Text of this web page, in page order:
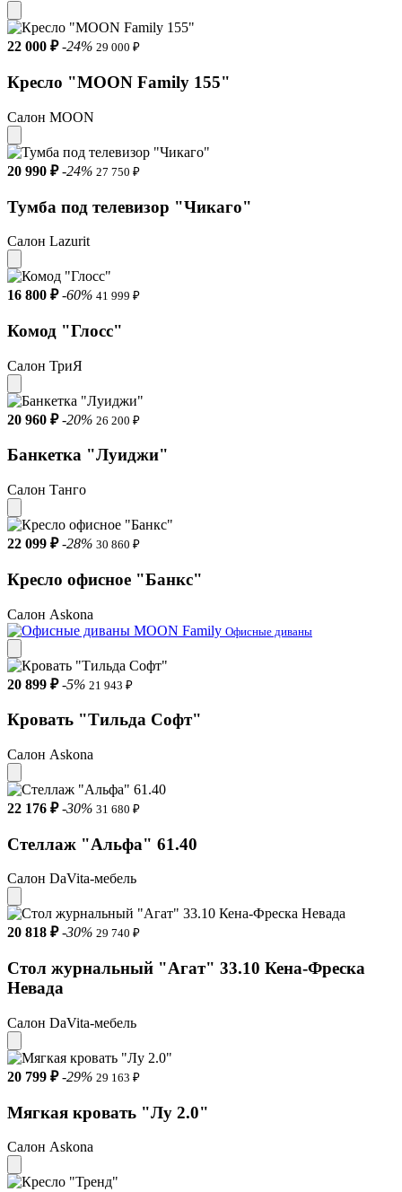
22 000 ₽ -24% 29 000 ₽
Кресло "MOON Family 155"
Салон MOON
20 990 ₽ -24% 27 750 ₽
Тумба под телевизор "Чикаго"
Салон Lazurit
16 800 ₽ -60% 41 999 ₽
Комод "Глосс"
Салон ТриЯ
20 960 ₽ -20% 26 200 ₽
Банкетка "Луиджи"
Салон Танго
22 099 ₽ -28% 30 860 ₽
Кресло офисное "Банкс"
Салон Askona
Офисные диваны
20 899 ₽ -5% 21 943 ₽
Кровать "Тильда Софт"
Салон Askona
22 176 ₽ -30% 31 680 ₽
Стеллаж "Альфа" 61.40
Салон DaVita-мебель
20 818 ₽ -30% 29 740 ₽
Стол журнальный "Агат" 33.10 Кена-Фреска
Невада
Салон DaVita-мебель
20 799 ₽ -29% 29 163 ₽
Мягкая кровать "Лу 2.0"
Салон Askona